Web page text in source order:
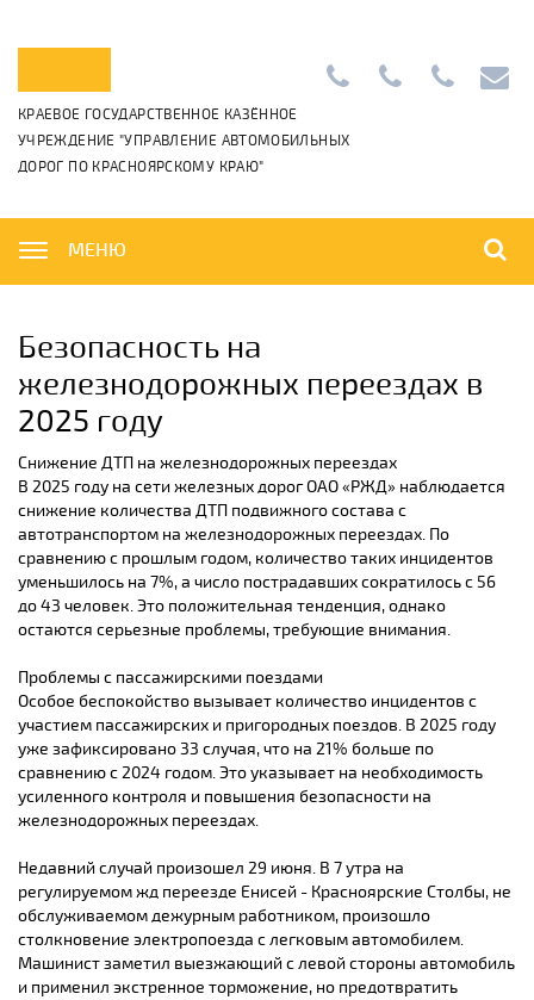
КРАЕВОЕ ГОСУДАРСТВЕННОЕ КАЗЁННОЕ
УЧРЕЖДЕНИЕ "УПРАВЛЕНИЕ АВТОМОБИЛЬНЫХ
ДОРОГ ПО КРАСНОЯРСКОМУ КРАЮ"
+7
42-
01
42-
МЕНЮ
Безопасность на
железнодорожных переездах в
2025 году
Снижение ДТП на железнодорожных переездах
В 2025 году на сети железных дорог ОАО «РЖД» наблюдается
снижение количества ДТП подвижного состава с
автотранспортом на железнодорожных переездах. По
сравнению с прошлым годом, количество таких инцидентов
уменьшилось на 7%, а число пострадавших сократилось с 56
до 43 человек. Это положительная тенденция, однако
остаются серьезные проблемы, требующие внимания.
Проблемы с пассажирскими поездами
Особое беспокойство вызывает количество инцидентов с
участием пассажирских и пригородных поездов. В 2025 году
уже зафиксировано 33 случая, что на 21% больше по
сравнению с 2024 годом. Это указывает на необходимость
усиленного контроля и повышения безопасности на
железнодорожных переездах.
Недавний случай произошел 29 июня. В 7 утра на
регулируемом жд переезде Енисей - Красноярские Столбы, не
обслуживаемом дежурным работником, произошло
столкновение электропоезда с легковым автомобилем.
Машинист заметил выезжающий с левой стороны автомобиль
и применил экстренное торможение, но предотвратить